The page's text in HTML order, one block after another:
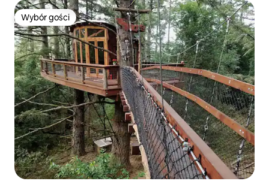
Wybór gości
Wybór gości